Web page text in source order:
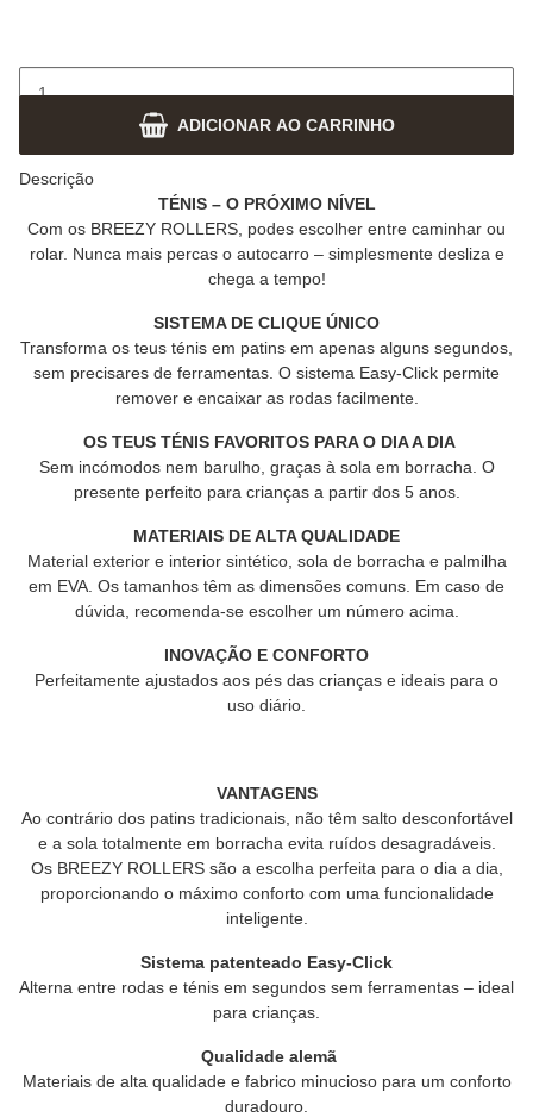
ADICIONAR AO CARRINHO
Descrição
TÉNIS – O PRÓXIMO NÍVEL
Com os BREEZY ROLLERS, podes escolher entre caminhar ou
rolar. Nunca mais percas o autocarro – simplesmente desliza e
chega a tempo!
SISTEMA DE CLIQUE ÚNICO
Transforma os teus ténis em patins em apenas alguns segundos,
sem precisares de ferramentas. O sistema Easy-Click permite
remover e encaixar as rodas facilmente.
OS TEUS TÉNIS FAVORITOS PARA O DIA A DIA
Sem incómodos nem barulho, graças à sola em borracha. O
presente perfeito para crianças a partir dos 5 anos.
MATERIAIS DE ALTA QUALIDADE
Material exterior e interior sintético, sola de borracha e palmilha
em EVA. Os tamanhos têm as dimensões comuns. Em caso de
dúvida, recomenda-se escolher um número acima.
INOVAÇÃO E CONFORTO
Perfeitamente ajustados aos pés das crianças e ideais para o
uso diário.
VANTAGENS
Ao contrário dos patins tradicionais, não têm salto desconfortável
e a sola totalmente em borracha evita ruídos desagradáveis.
Os BREEZY ROLLERS são a escolha perfeita para o dia a dia,
proporcionando o máximo conforto com uma funcionalidade
inteligente.
Sistema patenteado Easy-Click
Alterna entre rodas e ténis em segundos sem ferramentas – ideal
para crianças.
Qualidade alemã
Materiais de alta qualidade e fabrico minucioso para um conforto
duradouro.